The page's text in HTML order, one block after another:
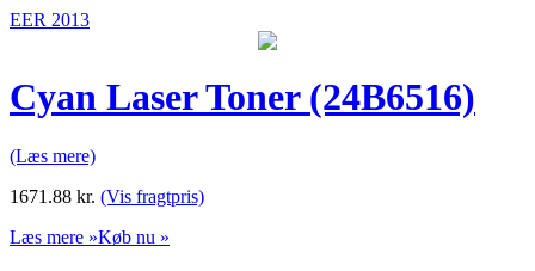
EER 2013
Cyan Laser Toner (24B6516)
(Læs mere)
1671.88 kr. (Vis fragtpris)
Læs mere »Køb nu »